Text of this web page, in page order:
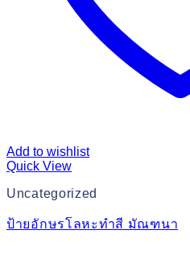
Add to wishlist
Quick View
Uncategorized
ป้ายอักษรโลหะทำสี มัณฑนา